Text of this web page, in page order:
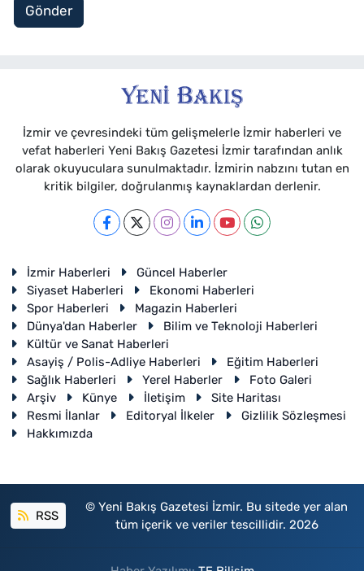
Gönder
İzmir ve çevresindeki tüm gelişmelerle İzmir haberleri ve
vefat haberleri Yeni Bakış Gazetesi İzmir tarafından anlık
olarak okuyuculara sunulmaktadır. İzmirin nabzını tutan en
kritik bilgiler, doğrulanmış kaynaklardan derlenir.
İzmir Haberleri
Güncel Haberler
Siyaset Haberleri
Ekonomi Haberleri
Spor Haberleri
Magazin Haberleri
Dünya'dan Haberler
Bilim ve Teknoloji Haberleri
Kültür ve Sanat Haberleri
Asayiş / Polis-Adliye Haberleri
Eğitim Haberleri
Sağlık Haberleri
Yerel Haberler
Foto Galeri
Arşiv
Künye İletişim
Site Haritası
Resmi İlanlar
Editoryal İlkeler
Gizlilik Sözleşmesi
Hakkımızda
RSS
© Yeni Bakış Gazetesi İzmir. Bu sitede yer alan
tüm içerik ve veriler tescillidir. 2026